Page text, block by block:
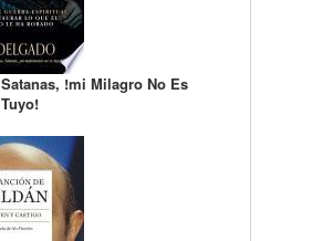
Satanas, !mi Milagro No Es
Tuyo!